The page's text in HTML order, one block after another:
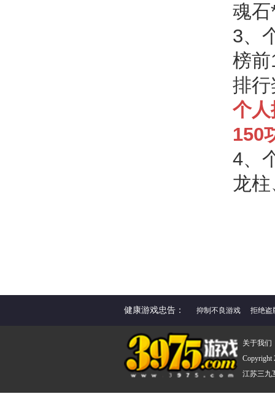
魂
3、
榜
排
个
150
4、
龙
健康游戏忠告： 抑制不良游戏 拒绝盗
关于我们
Copyright
江苏三九